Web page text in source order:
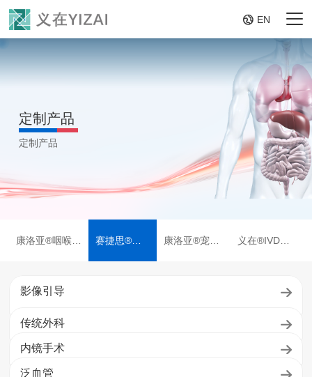
 EN
定制产品
定制产品
康洛亚®咽喉部 赛捷思®仿 康洛亚®宠物 义在®IVD体
影像引导
传统外科
内镜手术
泛血管